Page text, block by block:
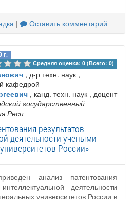
| Оставить комментарий
г.
Средняя оценка: 0 (Всего: 0)
, д-р техн. наук ,
кафедрой
, канд. техн. наук , доцент
государственный
Респ
результатов
деятельности учеными
России»
анализ патентования
деятельности
университетов России в